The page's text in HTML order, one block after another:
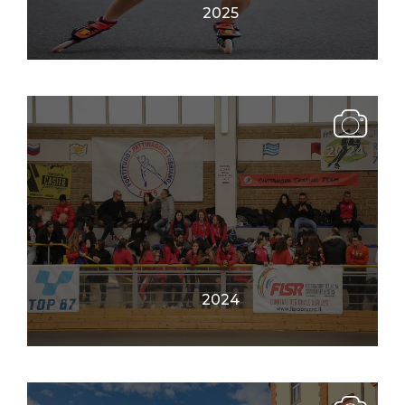
2025
2024